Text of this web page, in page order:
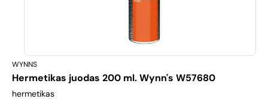
WYNNS
Hermetikas juodas 200 ml. Wynn's W57680
hermetikas